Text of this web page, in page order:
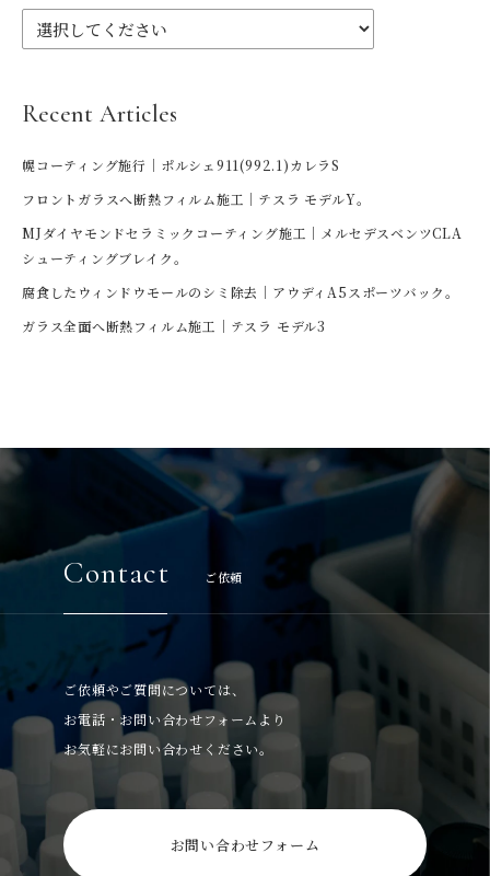
Recent Articles
幌コーティング施行｜ポルシェ911(992.1)カレラS
フロントガラスへ断熱フィルム施工｜テスラ モデルY。
MJダイヤモンドセラミックコーティング施工｜メルセデスベンツCLA
シューティングブレイク。
腐食したウィンドウモールのシミ除去｜アウディA5スポーツバック。
ガラス全面へ断熱フィルム施工｜テスラ モデル3
Contact ご依頼
ご依頼やご質問については、
お電話・お問い合わせフォームより
お気軽にお問い合わせください。
お問い合わせフォーム